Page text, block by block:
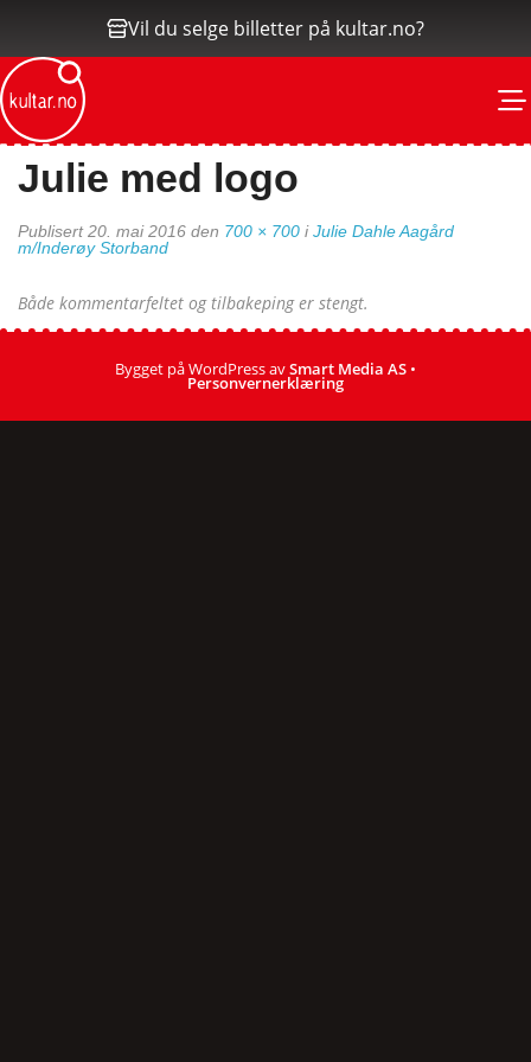
Vil du selge billetter på kultar.no?
Julie med logo
Publisert20. mai 2016 den 700 × 700 iJulie Dahle Aagård
m/Inderøy Storband
Både kommentarfeltet og tilbakeping er stengt.
Bygget på WordPress avSmart Media AS •
Personvernerklæring